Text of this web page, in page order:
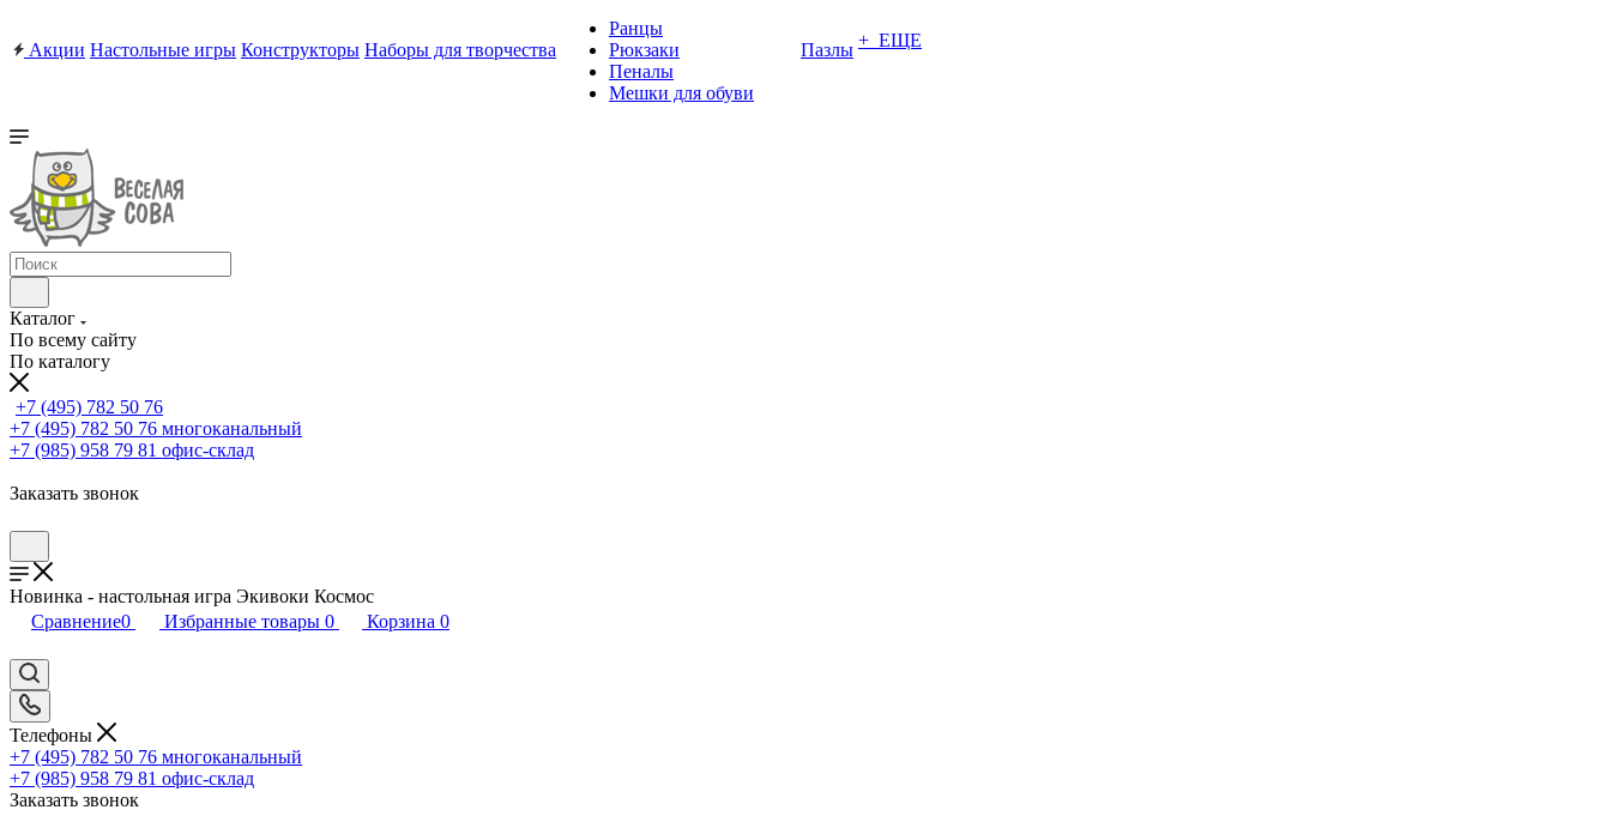
Акции Настольные игры Конструкторы Наборы для творчества
Ранцы
Рюкзаки
Пеналы
Мешки для обуви
Пазлы + ЕЩЕ
Каталог
По всему сайту
По каталогу
+7 (495) 782 50 76
+7 (495) 782 50 76 многоканальный
+7 (985) 958 79 81 офис-склад
Заказать звонок
Новинка - настольная игра Экивоки Космос
Сравнение0 Избранные товары 0 Корзина 0
Телефоны
+7 (495) 782 50 76 многоканальный
+7 (985) 958 79 81 офис-склад
Заказать звонок